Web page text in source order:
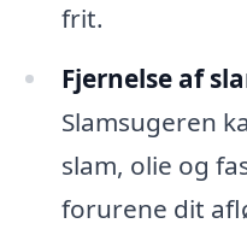
frit.
Fjernelse af
Slamsugeren
slam, olie og
forurene dit